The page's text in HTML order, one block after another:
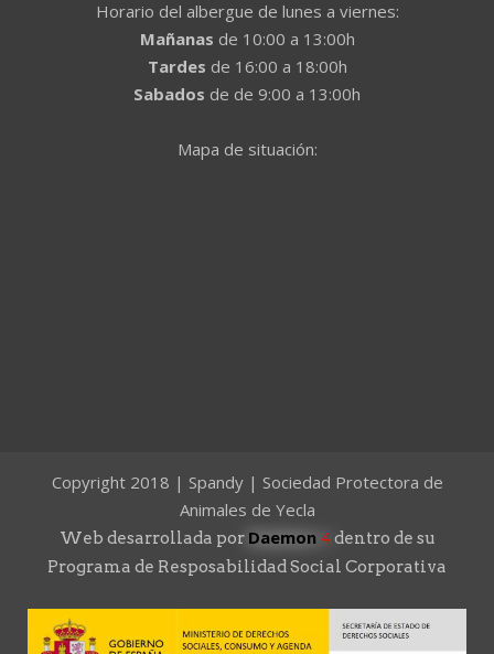
Horario del albergue de lunes a viernes:
Mañanas de 10:00 a 13:00h
Tardes de 16:00 a 18:00h
Sabados de de 9:00 a 13:00h
Mapa de situación:
Copyright 2018 | Spandy | Sociedad Protectora de
Animales de Yecla
Web desarrollada por Daemon 4dentro de su
Programa de Resposabilidad Social Corporativa